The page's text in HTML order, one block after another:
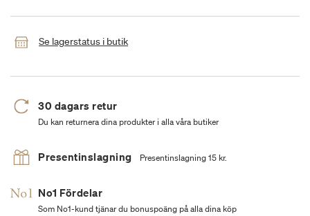
Se lagerstatus i butik
30 dagars retur
Du kan returnera dina produkter i alla våra butiker
Presentinslagning Presentinslagning 15 kr.
No1 Fördelar
Som No1-kund tjänar du bonuspoäng på alla dina köp